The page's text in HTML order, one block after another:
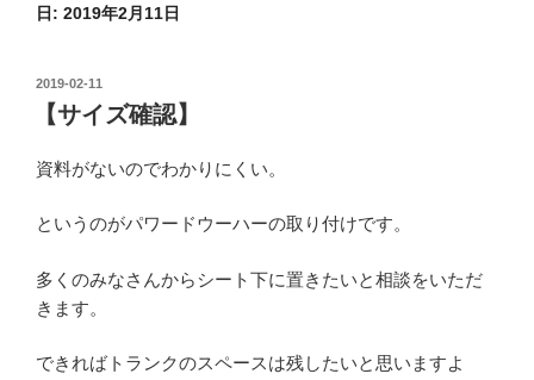
日: 2019年2月11日
投
稿
日:
2019-02-11
【サイズ確認】
資料がないのでわかりにくい。
というのがパワードウーハーの取り付けです。
多くのみなさんからシート下に置きたいと相談をいただ
きます。
できればトランクのスペースは残したいと思いますよ